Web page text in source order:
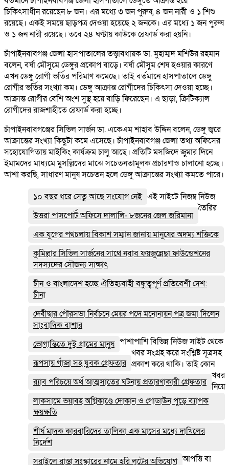
চিকিৎসাধীন রয়েছেন ৮ জন। এর মধ্যে ৩ জন পুরুষ, ৪ জন নারী ও ১ শিশু
রয়েছে। একই সময়ে ছাড়পত্র দেওয়া হয়েছে ২ জনকে। এর মধ্যে ১ জন পুরুষ
ও ১ জন নারী রয়েছে। তবে ২৪ ঘণ্টায় কাউকে রেফার্ড করা হয়নি।
চাঁপাইনবাবগঞ্জ জেলা হাসপাতালের তত্ত্বাবধায়ক ডা. মুহাম্মদ মশিউর রহমান
বলেন, বর্ষা মৌসুমে ডেঙ্গুর প্রকোপ বাড়ে। বর্ষা মৌসুম শেষ হওয়ার কারণে
এখন ডেঙ্গু রোগী ভর্তির পরিমাণ কমেছে। তাই বর্তমানে হাসপাতালে ডেঙ্গু
রোগীর ভর্তির সংখ্যা কম। ডেঙ্গু আক্রান্ত রোগীদের চিকিৎসা দেওয়া হচ্ছে।
আক্রান্ত রোগীর বেশি অংশ সুস্থ হয়ে বাড়ি ফিরেছেন। এ ছাড়া, ক্রিটিক্যাল
রোগীদের রাজশাহীতে রেফার্ড করা হচ্ছে।
চাঁপাইনবাবগঞ্জের সিভিল সার্জন ডা. একেএম শাহাব উদ্দিন বলেন, ডেঙ্গু জ্বরে
আক্রান্তের সংখ্যা কিছুটা কমে এসেছে। চাঁপাইনবাবগঞ্জ জেলা তথ্য অফিসের
সহোযোগিতায় মাইকিং কার্যক্রম চালু আছে। প্রতিটি মসজিদে জুমার দিনে
ইমামদের মাধ্যমে মুসল্লিদের মাঝে সচেতনতামূলক প্রচারণাও চালানো হচ্ছে।
আশা করছি, সাধারণ মানুষ সচেতন হলে ডেঙ্গু আক্রান্তের সংখ্যা কমতে পারে।
১০ বছর ধরে সেতু আছে সংযোগ নেই
উত্তরা পাসপোর্ট অফিসে দালালি- ৮জনের জেল জরিমানা
এক যুগের পথচলায় বিকাশ সম্মান জানায় মানুষের অদম্য শক্তিকে
কুমিল্লার সিভিল সার্জনের সাথে নবাব ফয়জুন্নেছা ফাউন্ডেশনের
সদস্যদের সৌজন্য সাক্ষাৎ
চীন ও বাংলাদেশ হচ্ছে ঐতিহ্যবাহী বন্ধুত্বপূর্ণ প্রতিবেশী দেশ:
চীনা
দেবীদ্বার পৌরসভা নির্বচনে মেয়র পদে মনোনায়ন পত্র জমা দিলেন
সাংবাদিক বাশার
ভোগান্তিতে দুই গ্রামের মানুষ
রূপসায় গাঁজা সহ যুবক গ্রেফতার
র‌্যাব পরিচয়ে অর্থ আত্মসাতের ঘটনায় প্রতারণাকারী গ্রেফতার
লাকসামে ভয়াবহ অগ্নিকাণ্ডে দোকান ও গোডাউন পুড়ে ব‍্যাপক
ক্ষয়ক্ষতি
শীর্ষ মাদক কারবারিদের তালিকা এক মাসের মধ্যে দাখিলের
নির্দেশ
সরাইলে রাস্তা সংস্কারের নামে হরি লুটের অভিযোগ
এই সাইটে নিজম্ব নিউজ
তৈরির
পাশাপাশি বিভিন্ন নিউজ সাইট থেকে
খবর সংগ্রহ করে সংশ্লিষ্ট সূত্রসহ
প্রকাশ করে থাকি। তাই কোন
খবর
নিয়ে
আপত্তি বা